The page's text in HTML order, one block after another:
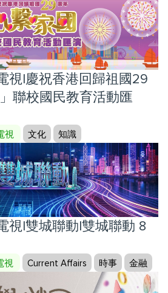
視|慶祝香港回歸祖國29
聯校國民教育活動匯
視 文化 知識
視|雙城聯動|雙城聯動 8
視 Current Affairs 時事 金融